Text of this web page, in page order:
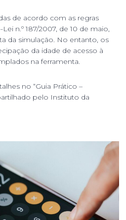
de acordo com as regras
n.º 187/2007, de 10 de maio,
da simulação. No entanto, os
da idade de acesso à
na ferramenta.
no “Guia Prático –
pelo Instituto da